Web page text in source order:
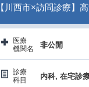
【川西市×訪問診療】
医療
機関名
非公開
診療
科目
内科, 在宅診